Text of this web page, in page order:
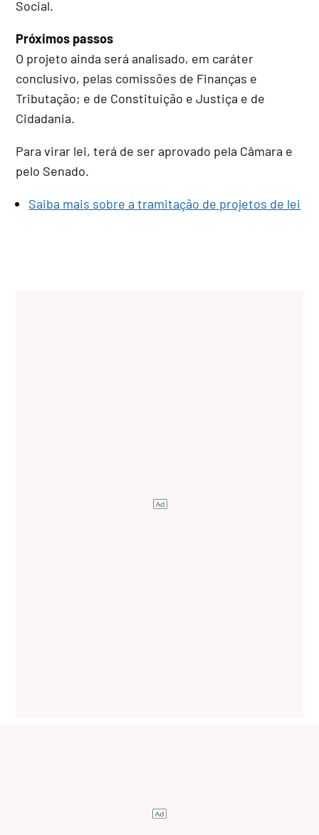
Social.
Próximos passos
O projeto ainda será analisado, em caráter
conclusivo, pelas comissões de Finanças e
Tributação; e de Constituição e Justiça e de
Cidadania.
Para virar lei, terá de ser aprovado pela Câmara e
pelo Senado.
Saiba mais sobre a tramitação de projetos de lei